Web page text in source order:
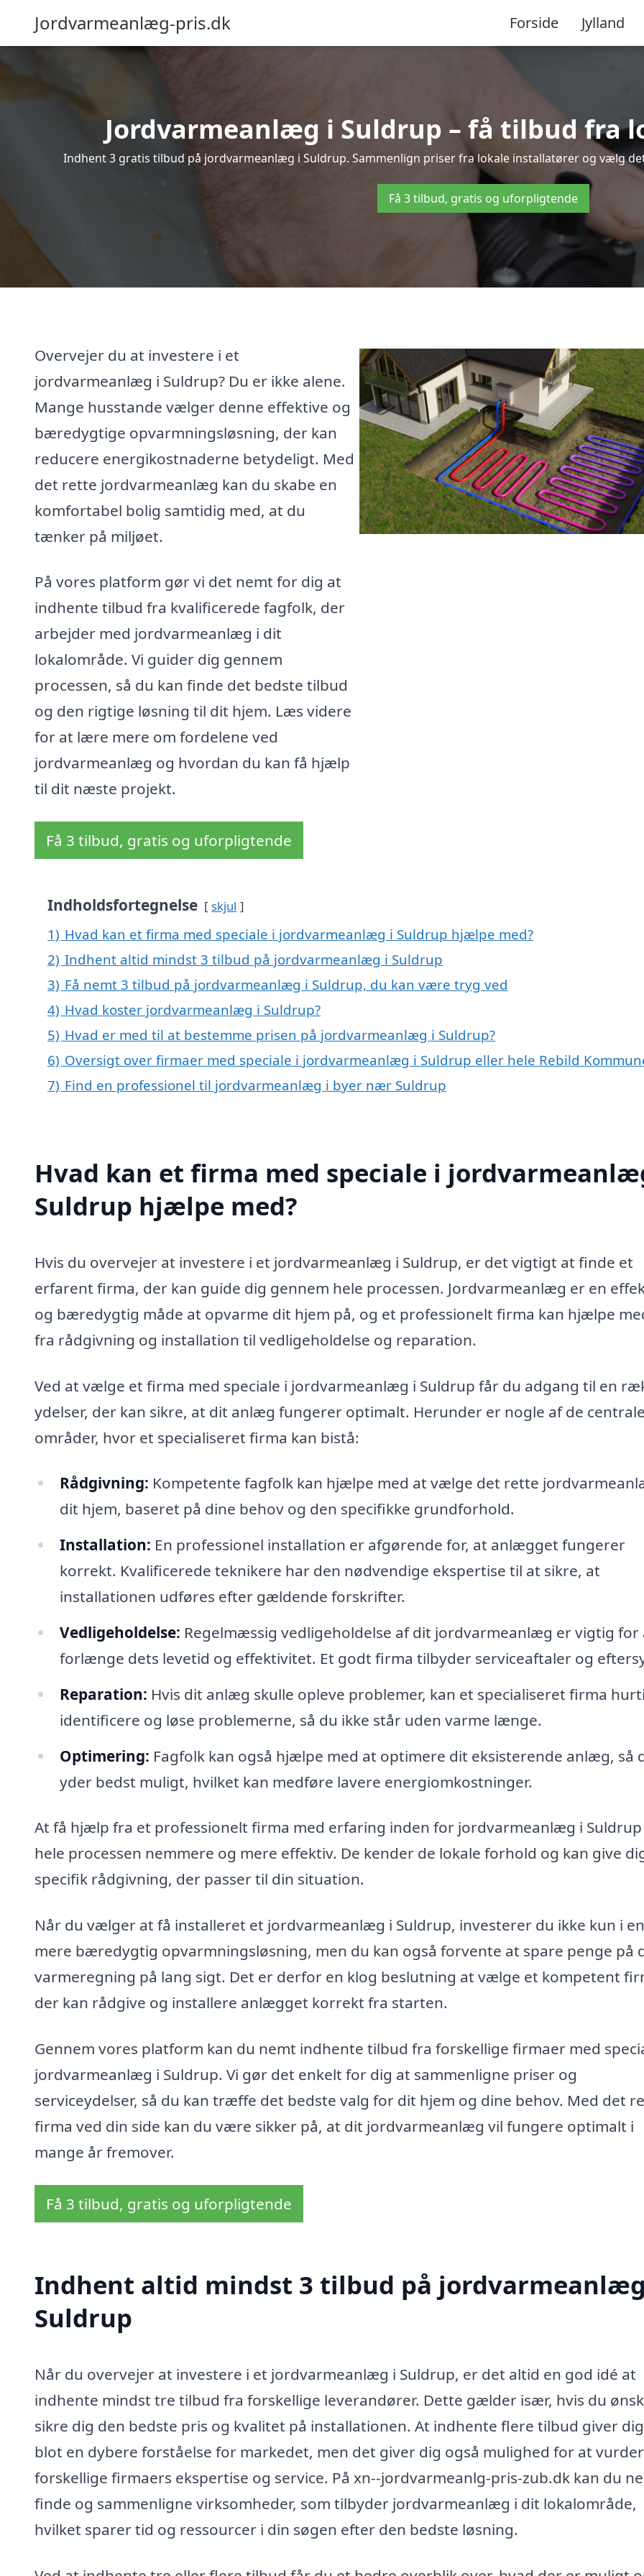
Jordvarmeanlæg-pris.dk Forside Jylland
Jordvarmeanlæg i Suldrup – få tilbud fra
Indhent 3 gratis tilbud på jordvarmeanlæg i Suldrup. Sammenlign priser fra lokale installatører og vælg
Få 3 tilbud, gratis og uforpligtende
Overvejer du at investere i et
jordvarmeanlæg i Suldrup? Du er ikke alene.
Mange husstande vælger denne effektive og
bæredygtige opvarmningsløsning, der kan
reducere energikostnaderne betydeligt. Med
det rette jordvarmeanlæg kan du skabe en
komfortabel bolig samtidig med, at du
tænker på miljøet.
På vores platform gør vi det nemt for dig at
indhente tilbud fra kvalificerede fagfolk, der
arbejder med jordvarmeanlæg i dit
lokalområde. Vi guider dig gennem
processen, så du kan finde det bedste tilbud
og den rigtige løsning til dit hjem. Læs videre
for at lære mere om fordelene ved
jordvarmeanlæg og hvordan du kan få hjælp
til dit næste projekt.
Få 3 tilbud, gratis og uforpligtende
Indholdsfortegnelse skjul
1) Hvad kan et firma med speciale i jordvarmeanlæg i Suldrup hjælpe med?
2) Indhent altid mindst 3 tilbud på jordvarmeanlæg i Suldrup
3) Få nemt 3 tilbud på jordvarmeanlæg i Suldrup, du kan være tryg ved
4) Hvad koster jordvarmeanlæg i Suldrup?
5) Hvad er med til at bestemme prisen på jordvarmeanlæg i Suldrup?
6) Oversigt over firmaer med speciale i jordvarmeanlæg i Suldrup eller hele Rebild
7) Find en professionel til jordvarmeanlæg i byer nær Suldrup
Hvad kan et firma med speciale i
Suldrup hjælpe med?
Hvis du overvejer at investere i et jordvarmeanlæg i Suldrup, er det vigtigt at finde et
erfarent firma, der kan guide dig gennem hele processen. Jordvarmeanlæg er en
og bæredygtig måde at opvarme dit hjem på, og et professionelt firma kan hjælpe
fra rådgivning og installation til vedligeholdelse og reparation.
Ved at vælge et firma med speciale i jordvarmeanlæg i Suldrup får du adgang til en
ydelser, der kan sikre, at dit anlæg fungerer optimalt. Herunder er nogle af de centrale
områder, hvor et specialiseret firma kan bistå:
Rådgivning: Kompetente fagfolk kan hjælpe med at vælge det rette
dit hjem, baseret på dine behov og den specifikke grundforhold.
Installation: En professionel installation er afgørende for, at anlægget fungerer
korrekt. Kvalificerede teknikere har den nødvendige ekspertise til at sikre, at
installationen udføres efter gældende forskrifter.
Vedligeholdelse: Regelmæssig vedligeholdelse af dit jordvarmeanlæg er vigtig for
forlænge dets levetid og effektivitet. Et godt firma tilbyder serviceaftaler og
Reparation: Hvis dit anlæg skulle opleve problemer, kan et specialiseret firma
identificere og løse problemerne, så du ikke står uden varme længe.
Optimering: Fagfolk kan også hjælpe med at optimere dit eksisterende anlæg, så
yder bedst muligt, hvilket kan medføre lavere energiomkostninger.
At få hjælp fra et professionelt firma med erfaring inden for jordvarmeanlæg i
hele processen nemmere og mere effektiv. De kender de lokale forhold og kan give
specifik rådgivning, der passer til din situation.
Når du vælger at få installeret et jordvarmeanlæg i Suldrup, investerer du ikke kun i en
mere bæredygtig opvarmningsløsning, men du kan også forvente at spare penge på
varmeregning på lang sigt. Det er derfor en klog beslutning at vælge et kompetent
der kan rådgive og installere anlægget korrekt fra starten.
Gennem vores platform kan du nemt indhente tilbud fra forskellige firmaer med
jordvarmeanlæg i Suldrup. Vi gør det enkelt for dig at sammenligne priser og
serviceydelser, så du kan træffe det bedste valg for dit hjem og dine behov. Med det
firma ved din side kan du være sikker på, at dit jordvarmeanlæg vil fungere optimalt i
mange år fremover.
Få 3 tilbud, gratis og uforpligtende
Indhent altid mindst 3 tilbud på
Suldrup
Når du overvejer at investere i et jordvarmeanlæg i Suldrup, er det altid en god idé at
indhente mindst tre tilbud fra forskellige leverandører. Dette gælder især, hvis du
sikre dig den bedste pris og kvalitet på installationen. At indhente flere tilbud giver
blot en dybere forståelse for markedet, men det giver dig også mulighed for at
forskellige firmaers ekspertise og service. På xn--jordvarmeanlg-pris-zub.dk kan du
finde og sammenligne virksomheder, som tilbyder jordvarmeanlæg i dit lokalområde,
hvilket sparer tid og ressourcer i din søgen efter den bedste løsning.